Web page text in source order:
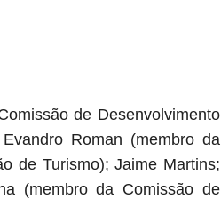
de Desenvolvimento
Roman (membro da
de Turismo); Jaime Martins;
(membro da Comissão de